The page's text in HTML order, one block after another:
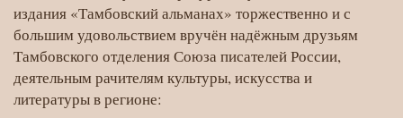
областной
писательской
организации
издания «Тамбовский альманах» торжественно и с
большим удовольствием вручён надёжным друзьям
Тамбовского отделения Союза писателей России,
деятельным рачителям культуры, искусства и
литературы в регионе: